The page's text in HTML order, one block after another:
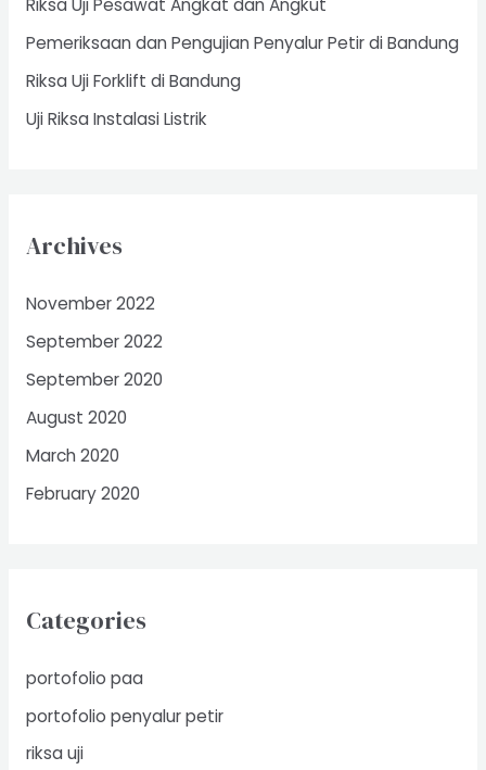
:
Riksa Uji Pesawat Angkat dan Angkut
Pemeriksaan dan Pengujian Penyalur Petir di Bandung
Riksa Uji Forklift di Bandung
Uji Riksa Instalasi Listrik
Archives
November 2022
September 2022
September 2020
August 2020
March 2020
February 2020
Categories
portofolio paa
portofolio penyalur petir
riksa uji